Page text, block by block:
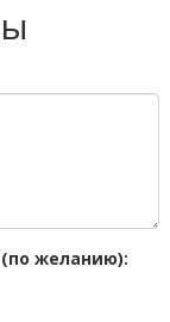
желанию):